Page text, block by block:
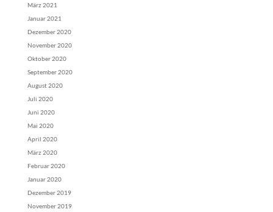
März 2021
Januar 2021
Dezember 2020
November 2020
Oktober 2020
September 2020
August 2020
Juli 2020
Juni 2020
Mai 2020
April 2020
März 2020
Februar 2020
Januar 2020
Dezember 2019
November 2019